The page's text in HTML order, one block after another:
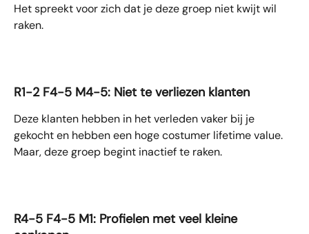
Het spreekt voor zich dat je deze groep niet kwijt wil
raken.
R1-2 F4-5 M4-5: Niet te verliezen klanten
Deze klanten hebben in het verleden vaker bij je
gekocht en hebben een hoge costumer lifetime value.
Maar, deze groep begint inactief te raken.
R4-5 F4-5 M1: Profielen met veel kleine